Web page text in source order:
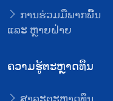
ການຮ່ວມມືພາກພື້ນ
ແລະ ຫຼາຍຝ່າຍ
ຄວາມຮູ້ຕະຫຼາດທຶນ